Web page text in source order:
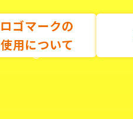
ロゴマークの
使用について